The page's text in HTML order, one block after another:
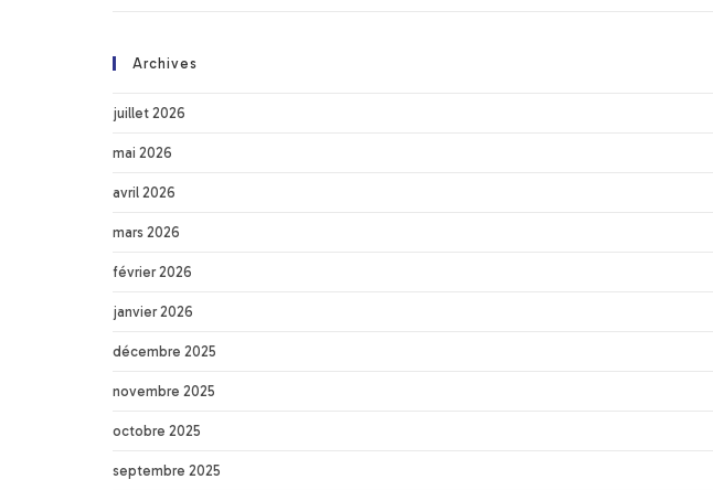
Archives
juillet 2026
mai 2026
avril 2026
mars 2026
février 2026
janvier 2026
décembre 2025
novembre 2025
octobre 2025
septembre 2025